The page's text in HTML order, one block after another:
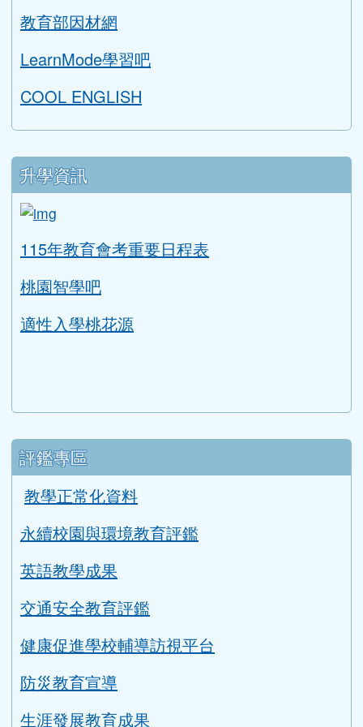
學生專區
學習扶助評量系統
AILEAD365
中小學線上學習平臺
桃園市國中英語學習網
補考題庫下載
均一教育平台
教育部因材網
LearnMode學習吧
link to https://tyc.entry.edu.tw/
ink to https://tyc.entry.edu.tw/NoExamImitate_TL/
115年教育會考重要日程表
桃園智學吧
適性入學桃花源
評鑑專區